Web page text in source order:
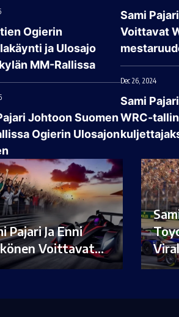
Ogierin
ja Ulosajo
MM-Rallissa
Johtoon Suomen
Ogierin Ulosajon
Sami
Voittavat
Dec 26, 2024
Sami
WRC-
Pajari Ja Enni
Voittavat…